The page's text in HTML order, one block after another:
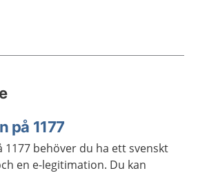
på 1177
1177 behöver du ha ett svenskt
en e-legitimation. Du kan